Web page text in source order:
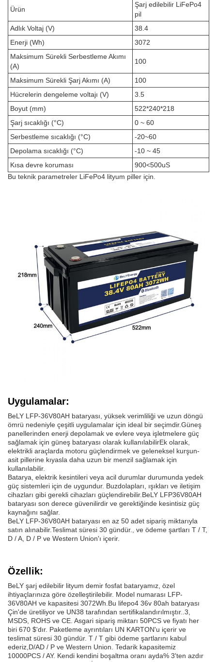
Ürün
Şarj edilebilir LiFePo4
pil
Adlık Voltaj (V)
38.4
Enerji (Wh)
3072
Maksimum Sürekli Serbestleme Akımı
(A)
100
Maksimum Sürekli Şarj Akımı (A)
100
Hücrelerin dengeleme voltajı (V)
3.5
Boyut (mm)
522*240*218
Şarj sıcaklığı (°C)
0 ~ 60
Serbestleme sıcaklığı (°C)
-20~60
Depolama sıcaklığı (°C)
-10 ~ 45
Kısa devre koruması
900<500uS
Bu teknik parametreler LiFePo4 lityum piller için.
Uygulamalar:
BeLY LFP-36V80AH bataryası, yüksek verimliliği ve uzun döngü
ömrü nedeniyle çeşitli uygulamalar için ideal bir seçimdir.Güneş
panellerinden enerji depolamak ve evlere veya işletmelere güç
sağlamak için güneş bataryası olarak kullanılabilirEk olarak,
elektrikli araçlarda motoru güçlendirmek ve geleneksel kurşun-
asit pillerine kıyasla daha uzun bir menzil sağlamak için
kullanılabilir.
Batarya, elektrik kesintileri veya acil durumlar durumunda yedek
güç sistemleri için de uygundur. Buzdolapları, ışıkları ve iletişim
cihazları gibi gerekli cihazları güçlendirebilir.BeLY LFP36V80AH
bataryası son derece güvenilirdir ve gerektiğinde kesintisiz güç
kaynağını sağlar.
BeLY LFP-36V80AH bataryası en az 50 adet sipariş miktarıyla
satın alınabilir.Teslimat süresi 30 gündür., ve ödeme şartları T / T,
D / A, D / P ve Western Union'ı içerir.
Özellik:
BeLY şarj edilebilir lityum demir fosfat bataryamız, özel
ihtiyaçlarınıza göre özelleştirilebilir. Model numarası LFP-
36V80AH ve kapasitesi 3072Wh.Bu lifepo4 36v 80ah bataryası
Çin'de üretiliyor ve UN38 tarafından sertifikalandırılmıştır..3,
MSDS, ROHS ve CE. Asgari sipariş miktarı 50PCS ve fiyatı her
biri 670 $'dır. Paketleme ayrıntıları UN KARTON'u içerir ve
teslimat süresi 30 gündür. T / T gibi ödeme şartlarını kabul
ederiz,D/AD / P ve Western Union. Tedarik kapasitemiz
10000PCS / AY. Kendi kendini boşaltma oranı ayda% 3'ten azdır